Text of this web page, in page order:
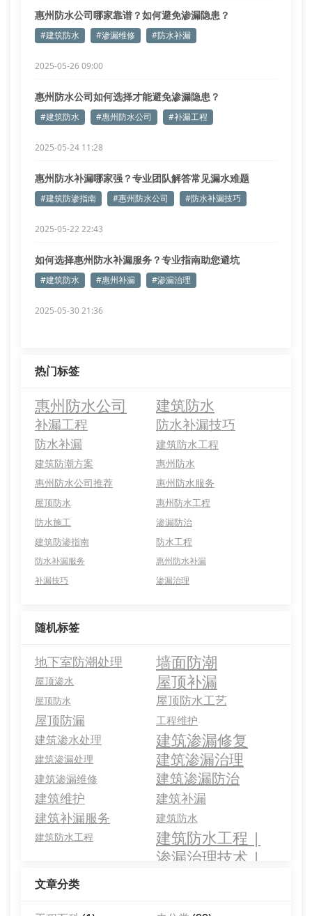
惠州防水公司哪家靠谱？如何避免渗漏隐患？
#建筑防水 #渗漏维修 #防水补漏
2025-05-26 09:00
惠州防水公司如何选择才能避免渗漏隐患？
#建筑防水 #惠州防水公司 #补漏工程
2025-05-24 11:28
惠州防水补漏哪家强？专业团队解答常见漏水难题
#建筑防渗指南 #惠州防水公司 #防水补漏技巧
2025-05-22 22:43
如何选择惠州防水补漏服务？专业指南助您避坑
#建筑防水 #惠州补漏 #渗漏治理
2025-05-30 21:36
热门标签
惠州防水公司 建筑防水
补漏工程 防水补漏技巧
防水补漏 建筑防水工程
建筑防潮方案
惠州防水
惠州防水公司推荐
惠州防水服务
屋顶防水
惠州防水工程
防水施工
渗漏防治
建筑防渗指南
防水工程
防水补漏服务
惠州防水补漏
补漏技巧
渗漏治理
随机标签
地下室防潮处理 墙面防潮
屋顶渗水 屋顶补漏
屋顶防水 屋顶防水工艺
屋顶防漏 工程维护
建筑渗水处理 建筑渗漏修复
建筑渗漏处理 建筑渗漏治理
建筑渗漏维修 建筑渗漏防治
建筑维护
建筑补漏
建筑补漏服务
建筑防水
建筑防水工程
建筑防水工程 |
渗漏治理技术 |
文章分类